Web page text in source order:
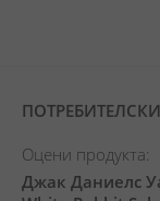
Оцени продукта:
Джак Даниелс